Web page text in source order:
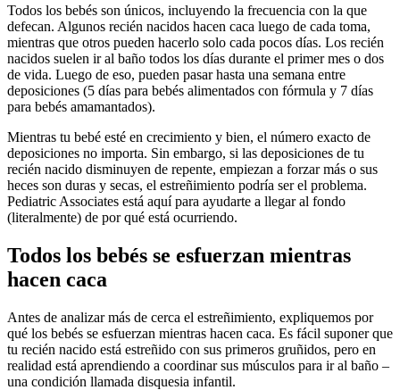
Todos los bebés son únicos, incluyendo la frecuencia con la que
defecan. Algunos recién nacidos hacen caca luego de cada toma,
mientras que otros pueden hacerlo solo cada pocos días. Los recién
nacidos suelen ir al baño todos los días durante el primer mes o dos
de vida. Luego de eso, pueden pasar hasta una semana entre
deposiciones (5 días para bebés alimentados con fórmula y 7 días
para bebés amamantados).
Mientras tu bebé esté en crecimiento y bien, el número exacto de
deposiciones no importa. Sin embargo, si las deposiciones de tu
recién nacido disminuyen de repente, empiezan a forzar más o sus
heces son duras y secas, el estreñimiento podría ser el problema.
Pediatric Associates está aquí para ayudarte a llegar al fondo
(literalmente) de por qué está ocurriendo.
Todos los bebés se esfuerzan mientras
hacen caca
Antes de analizar más de cerca el estreñimiento, expliquemos por
qué los bebés se esfuerzan mientras hacen caca. Es fácil suponer que
tu recién nacido está estreñido con sus primeros gruñidos, pero en
realidad está aprendiendo a coordinar sus músculos para ir al baño –
una condición llamada disquesia infantil.